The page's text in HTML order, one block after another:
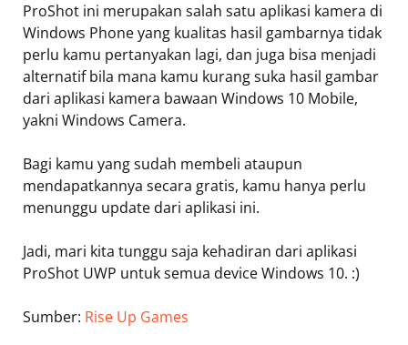
ProShot ini merupakan salah satu aplikasi kamera di
Windows Phone yang kualitas hasil gambarnya tidak
perlu kamu pertanyakan lagi, dan juga bisa menjadi
alternatif bila mana kamu kurang suka hasil gambar
dari aplikasi kamera bawaan Windows 10 Mobile,
yakni Windows Camera.
Bagi kamu yang sudah membeli ataupun
mendapatkannya secara gratis, kamu hanya perlu
menunggu update dari aplikasi ini.
Jadi, mari kita tunggu saja kehadiran dari aplikasi
ProShot UWP untuk semua device Windows 10. :)
Sumber: Rise Up Games